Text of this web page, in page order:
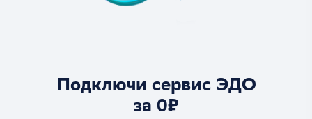
Подключи сервис ЭДО
за 0₽